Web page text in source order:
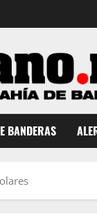
BANDERAS